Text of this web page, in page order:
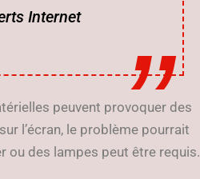
Internet
peuvent provoquer des
l’écran, le problème pourrait
ou des lampes peut être requis.